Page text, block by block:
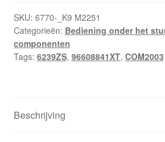
SKU: 6770-_K9 M2251
Categorieën: Bediening onder het
componenten
Tags: 6239ZS, 96608841XT, COM2003
Beschrijving